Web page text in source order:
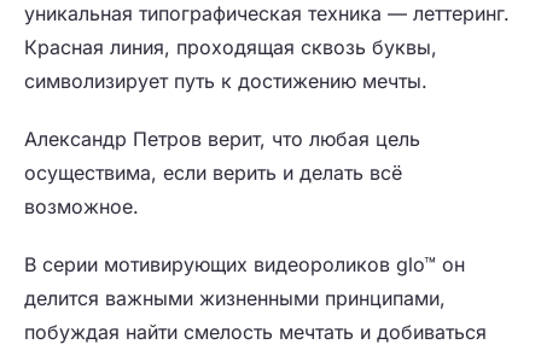
уникальная типографическая техника — леттеринг.
Красная линия, проходящая сквозь буквы,
символизирует путь к достижению мечты.
Александр Петров верит, что любая цель
осуществима, если верить и делать всё
возможное.
В серии мотивирующих видеороликов glo™ он
делится важными жизненными принципами,
побуждая найти смелость мечтать и добиваться